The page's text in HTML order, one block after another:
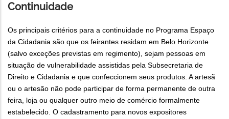
Continuidade
Os principais critérios para a continuidade no Programa Espaço
da Cidadania são que os feirantes residam em Belo Horizonte
(salvo exceções previstas em regimento), sejam pessoas em
situação de vulnerabilidade assistidas pela Subsecretaria de
Direito e Cidadania e que confeccionem seus produtos. A artesã
ou o artesão não pode participar de forma permanente de outra
feira, loja ou qualquer outro meio de comércio formalmente
estabelecido. O cadastramento para novos expositores